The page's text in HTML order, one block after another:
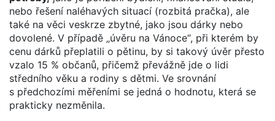
nebo řešení naléhavých situací (rozbitá pračka), ale
také na věci veskrze zbytné, jako jsou dárky nebo
dovolené. V případě „úvěru na Vánoce“, při kterém by
cenu dárků přeplatili o pětinu, by si takový úvěr přesto
vzalo 15 % občanů, přičemž převážně jde o lidi
středního věku a rodiny s dětmi. Ve srovnání
s předchozími měřeními se jedná o hodnotu, která se
prakticky nezměnila.